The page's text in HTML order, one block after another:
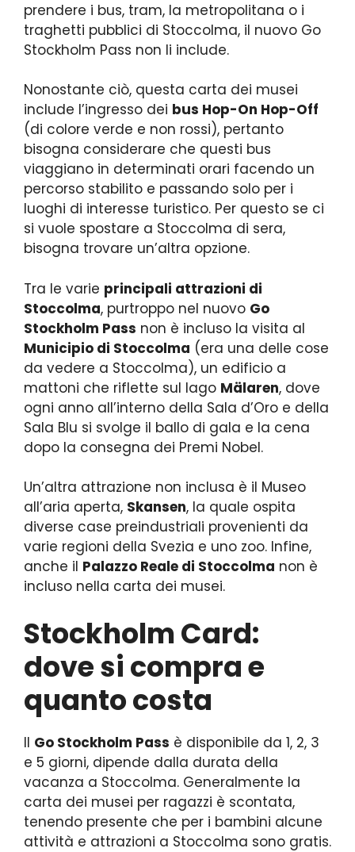
prendere i bus, tram, la metropolitana o i
traghetti pubblici di Stoccolma, il nuovo Go
Stockholm Pass non li include.
Nonostante ciò, questa carta dei musei
include l’ingresso dei bus Hop-On Hop-Off
(di colore verde e non rossi), pertanto
bisogna considerare che questi bus
viaggiano in determinati orari facendo un
percorso stabilito e passando solo per i
luoghi di interesse turistico. Per questo se ci
si vuole spostare a Stoccolma di sera,
bisogna trovare un’altra opzione.
Tra le varie principali attrazioni di
Stoccolma, purtroppo nel nuovo Go
Stockholm Pass non è incluso la visita al
Municipio di Stoccolma (era una delle cose
da vedere a Stoccolma), un edificio a
mattoni che riflette sul lago Mälaren, dove
ogni anno all’interno della Sala d’Oro e della
Sala Blu si svolge il ballo di gala e la cena
dopo la consegna dei Premi Nobel.
Un’altra attrazione non inclusa è il Museo
all’aria aperta, Skansen, la quale ospita
diverse case preindustriali provenienti da
varie regioni della Svezia e uno zoo. Infine,
anche il Palazzo Reale di Stoccolma non è
incluso nella carta dei musei.
Stockholm Card:
dove si compra e
quanto costa
Il Go Stockholm Pass è disponibile da 1, 2, 3
e 5 giorni, dipende dalla durata della
vacanza a Stoccolma. Generalmente la
carta dei musei per ragazzi è scontata,
tenendo presente che per i bambini alcune
attività e attrazioni a Stoccolma sono gratis.